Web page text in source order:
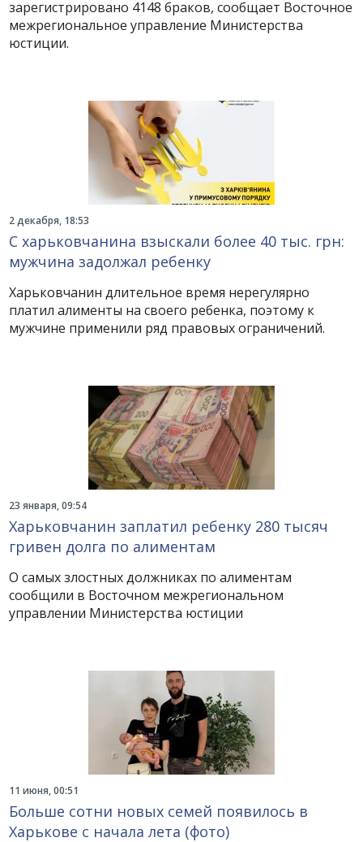
зарегистрировано 4148 браков, сообщает Восточное
межрегиональное управление Министерства
юстиции.
2 декабря, 18:53
С харьковчанина взыскали более 40 тыс. грн:
мужчина задолжал ребенку
Харьковчанин длительное время нерегулярно
платил алименты на своего ребенка, поэтому к
мужчине применили ряд правовых ограничений.
23 января, 09:54
Харьковчанин заплатил ребенку 280 тысяч
гривен долга по алиментам
О самых злостных должниках по алиментам
сообщили в Восточном межрегиональном
управлении Министерства юстиции
11 июня, 00:51
Больше сотни новых семей появилось в
Харькове с начала лета (фото)